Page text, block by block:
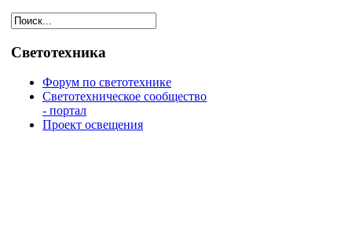
Светотехника
Форум по светотехнике
Светотехническое сообщество
- портал
Проект освещения